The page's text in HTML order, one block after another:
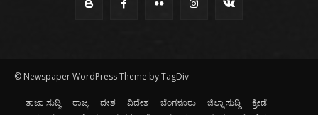
© Newspaper WordPress Theme by TagDiv
ತಾಜಾ ಸುದ್ದಿ ರಾಜ್ಯ ದೇಶ ವಿದೇಶ ಬೆಂಗಳೂರು ಜಿಲ್ಲಾ ಸುದ್ದಿ
ಕ್ರೀಡೆ